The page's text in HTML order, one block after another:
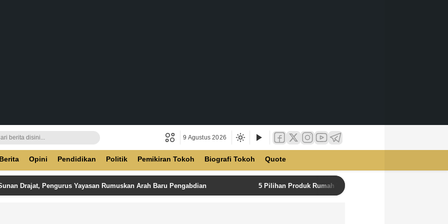
9 Agustus 2026
Berita Opini Pendidikan Politik Pemikiran Tokoh Biografi Tokoh Quote
Drajat, Pengurus Yayasan Rumuskan Arah Baru Pengabdian 5 Pilihan Produk Rumah Tangga Terbaik di Unilever Store